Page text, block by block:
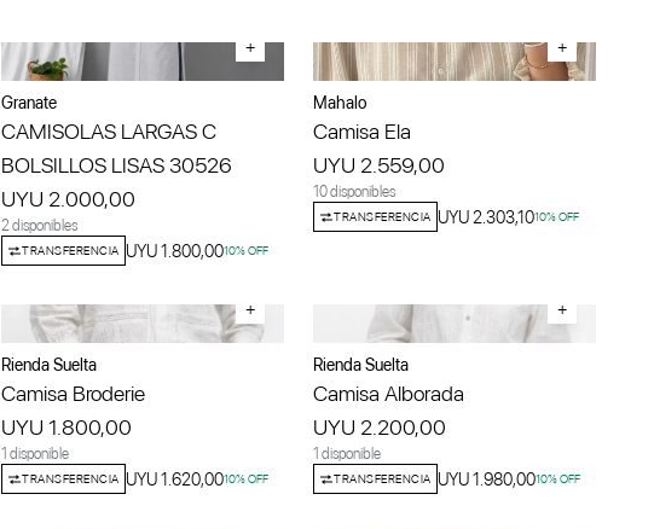
+
Granate
CAMISOLAS LARGAS C
BOLSILLOS LISAS 30526
UYU 2.000,00
2 disponibles
TRANSFERENCIA UYU 1.800,0010% OFF
+
Mahalo
Camisa Ela
UYU 2.559,00
10 disponibles
TRANSFERENCIA UYU 2.303,1010% OFF
+
Rienda Suelta
Camisa Broderie
UYU 1.800,00
1 disponible
TRANSFERENCIA UYU 1.620,0010% OFF
+
Rienda Suelta
Camisa Alborada
UYU 2.200,00
1 disponible
TRANSFERENCIA UYU 1.980,0010% OFF